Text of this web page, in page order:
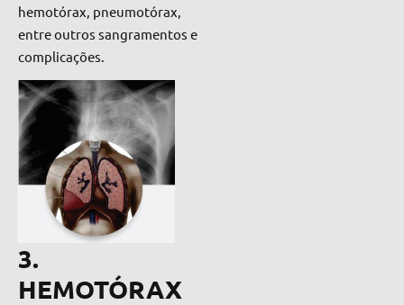
hemotórax, pneumotórax,
entre outros sangramentos e
complicações.
3.
HEMOTÓRAX